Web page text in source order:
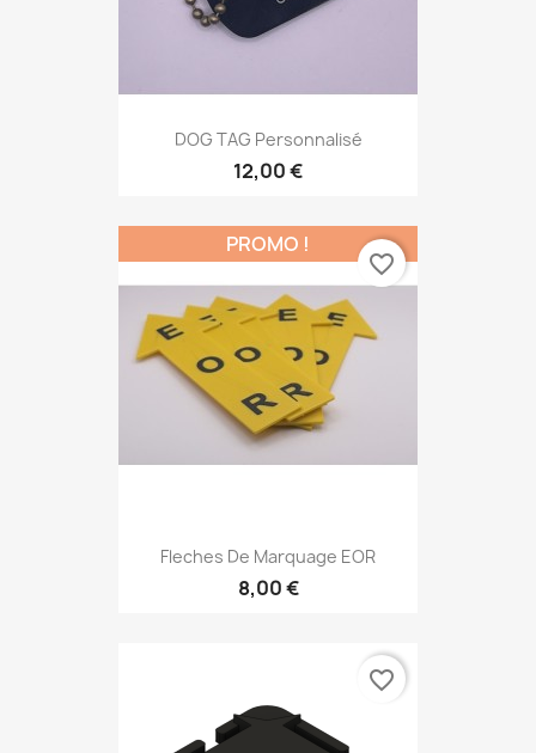
DOG TAG Personnalisé
12,00 €
Fleches De Marquage EOR
8,00 €
PROMO !
favorite_border
favorite_border